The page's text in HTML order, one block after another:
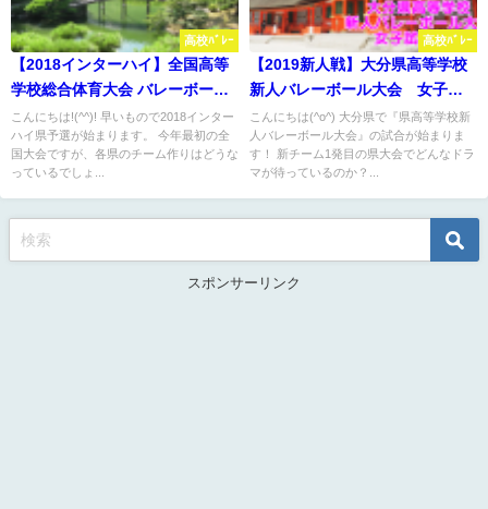
高校ﾊﾞﾚｰ
【2018インターハイ】全国高等
学校総合体育大会 バレーボール
香川県予選 要項・組合せ
こんにちは!(^^)! 早いもので2018インター
ハイ県予選が始まります。 今年最初の全
国大会ですが、各県のチーム作りはどうな
っているでしょ...
高校ﾊﾞﾚｰ
【2019新人戦】大分県高等学校
新人バレーボール大会 女子試
合結果
こんにちは(^o^) 大分県で『県高等学校新
人バレーボール大会』の試合が始まりま
す！ 新チーム1発目の県大会でどんなドラ
マが待っているのか？...
スポンサーリンク